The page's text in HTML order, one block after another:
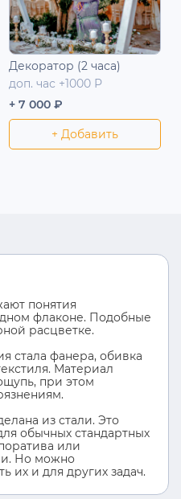
Декоратор (2 часа)
доп. час +1000 Р
+ 7 000 ₽
+ Добавить
понятия
флаконе. Подобные
расцветке.
стала фанера, обивка
Материал
при этом
из стали. Это
обычных стандартных
или
Но можно
их и для других задач.